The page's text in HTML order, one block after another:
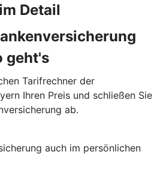
Detail
geht's
Tarifrechner der
Ihren Preis und schließen Sie
ab.
auch im persönlichen